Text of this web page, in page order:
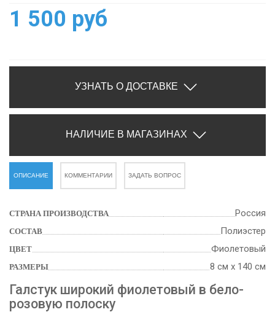
1 500 руб
УЗНАТЬ О ДОСТАВКЕ
НАЛИЧИЕ В МАГАЗИНАХ
ОПИСАНИЕ КОММЕНТАРИИ ЗАДАТЬ ВОПРОС
СТРАНА ПРОИЗВОДСТВА Россия
СОСТАВ Полиэстер
ЦВЕТ Фиолетовый
РАЗМЕРЫ 8 см х 140 см
Галстук широкий фиолетовый в бело-
розовую полоску